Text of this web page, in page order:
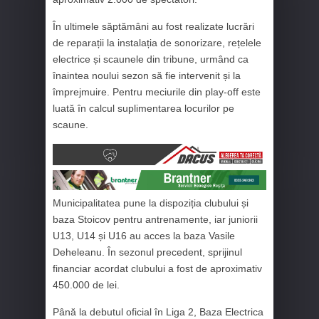
În ultimele săptămâni au fost realizate lucrări
de reparații la instalația de sonorizare, rețelele
electrice și scaunele din tribune, urmând ca
înaintea noului sezon să fie intervenit și la
împrejmuire. Pentru meciurile din play-off este
luată în calcul suplimentarea locurilor pe
scaune.
Municipalitatea pune la dispoziția clubului și
baza Stoicov pentru antrenamente, iar juniorii
U13, U14 și U16 au acces la baza Vasile
Deheleanu. În sezonul precedent, sprijinul
financiar acordat clubului a fost de aproximativ
450.000 de lei.
Până la debutul oficial în Liga 2, Baza Electrica